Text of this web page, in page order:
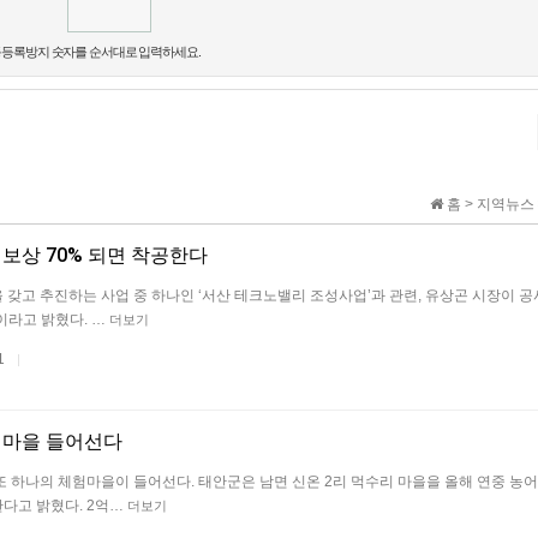
록방지 숫자를 순서대로 입력하세요.
홈 > 지역뉴스
상 70% 되면 착공한다
고 추진하는 사업 중 하나인 ‘서산 테크노밸리 조성사업’과 관련, 유상곤 시장이 공
라고 밝혔다. … 더보기
|
을 들어선다
하나의 체험마을이 들어선다. 태안군은 남면 신온 2리 먹수리 마을을 올해 연중 농어
다고 밝혔다. 2억… 더보기